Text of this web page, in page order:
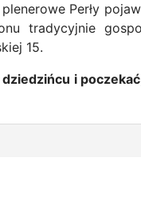
Perły
tradycyjnie
15.
i